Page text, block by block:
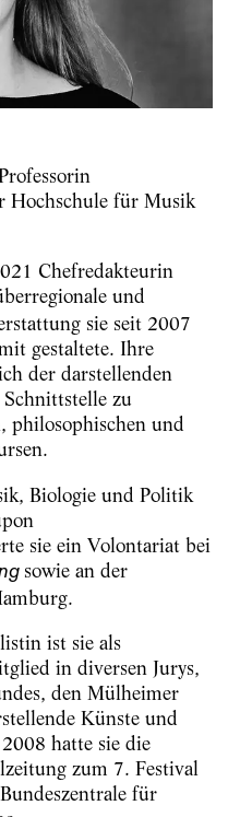
Hochschule für Musik
Chefredakteurin
und
sie seit 2007
gestaltete. Ihre
der darstellenden
zu
philosophischen und
Biologie und Politik
sie ein Volontariat bei
sowie an der
ist sie als
in diversen Jurys,
den Mülheimer
Künste und
hatte sie die
zum 7. Festival
für